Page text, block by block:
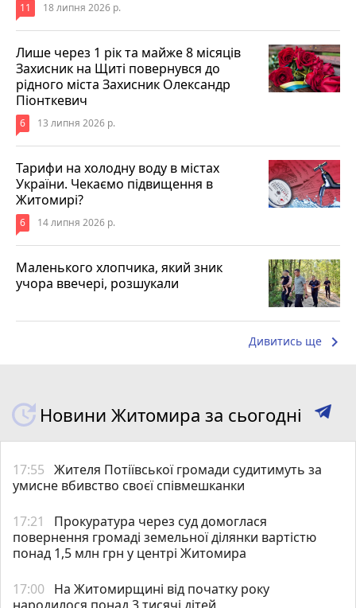
11 18 липня 2026 р.
Лише через 1 рік та майже 8 місяців
Захисник на Щиті повернувся до
рідного міста Захисник Олександр
Піонткевич
6 13 липня 2026 р.
Тарифи на холодну воду в містах
України. Чекаємо підвищення в
Житомирі?
6 14 липня 2026 р.
Маленького хлопчика, який зник
учора ввечері, розшукали
Дивитись ще keyboard_arrow_right
Новини Житомира за сьогодні
17:55 Жителя Потіївської громади судитимуть за
умисне вбивство своєї співмешканки
17:21
Прокуратура через суд домоглася
повернення громаді земельної ділянки вартістю
понад 1,5 млн грн у центрі Житомира
17:00 На Житомирщині від початку року
народилося понад 3 тисячі дітей